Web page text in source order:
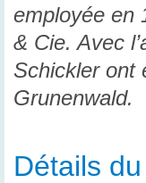
employée en
& Cie. Avec
Schickler ont
Grunenwald.
Détails